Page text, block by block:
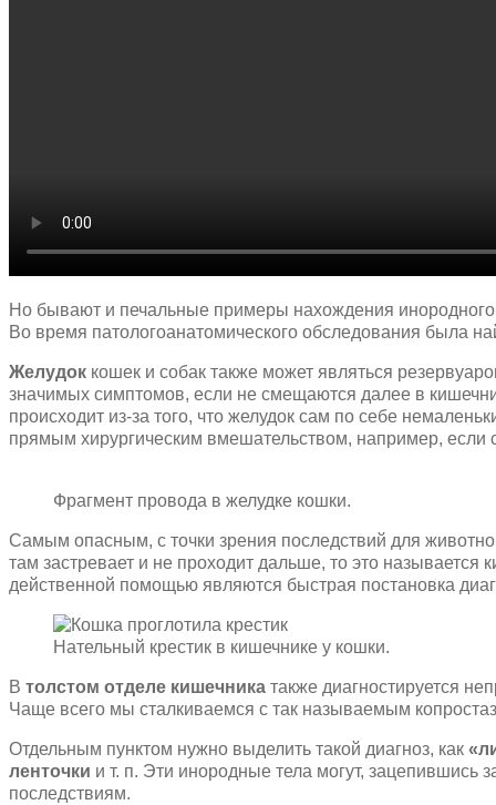
Но бывают и печальные примеры нахождения инородного
Во время патологоанатомического обследования была
Желудок кошек и собак также может являться
значимых симптомов, если не смещаются далее в
происходит из-за того, что желудок сам по себе
прямым хирургическим вмешательством, например, если
Фрагмент провода в желудке кошки.
Самым опасным, с точки зрения последствий для
там застревает и не проходит дальше, то это
действенной помощью являются быстрая постановка
Нательный крестик в кишечнике у кошки.
В толстом отделе кишечника также диагностируется
Чаще всего мы сталкиваемся с так называемым
Отдельным пунктом нужно выделить такой диагноз, как
ленточки и т. п. Эти инородные тела могут, зацепившись
последствиям.